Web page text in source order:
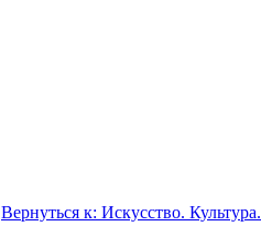
Вернуться к: Искусство. Культура.